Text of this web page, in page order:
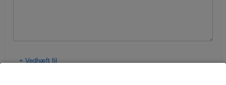
+ Vedhæft fil